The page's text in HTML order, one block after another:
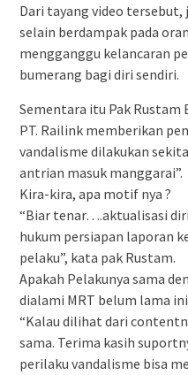
Dari tayang video tersebut,
selain berdampak pada
mengganggu kelancaran
bumerang bagi diri sendiri.
Sementara itu Pak Rustam
PT. Railink memberikan
vandalisme dilakukan
antrian masuk manggarai”.
Kira-kira, apa motif nya ?
“Biar tenar….aktualisasi
hukum persiapan laporan
pelaku”, kata pak Rustam.
Apakah Pelakunya sama
dialami MRT belum lama ini
“Kalau dilihat dari
sama. Terima kasih
perilaku vandalisme bisa